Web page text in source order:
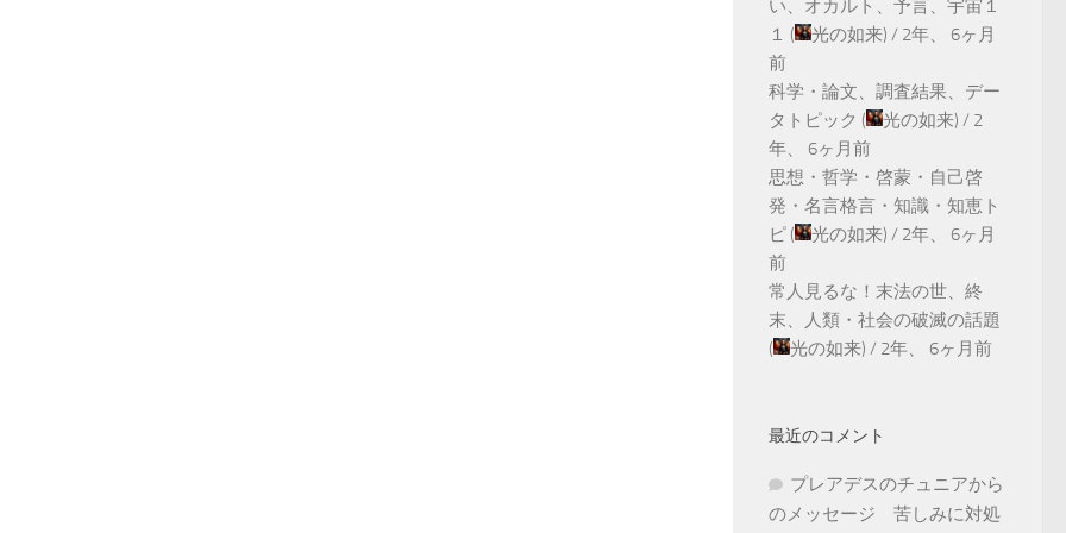
い、オカルト、予言、宇宙１
１ ( 光の如来) / 2年、 6ヶ月
前
科学・論文、調査結果、デー
タトピック ( 光の如来) / 2
年、 6ヶ月前
思想・哲学・啓蒙・自己啓
発・名言格言・知識・知恵ト
ピ ( 光の如来) / 2年、 6ヶ月
前
常人見るな！末法の世、終
末、人類・社会の破滅の話題
(
光の如来) / 2年、 6ヶ月前
最近のコメント
プレアデスのチュニアから
のメッセージ 苦しみに対処